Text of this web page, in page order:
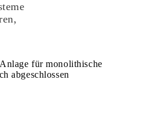
für monolithische
abgeschlossen